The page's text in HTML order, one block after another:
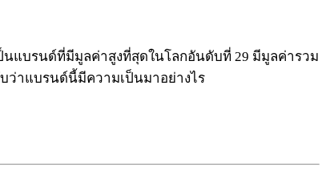
นแบรนด์ที่มีมูลค่าสูงที่สุดในโลกอันดับที่ 29 มีมูลค่ารวม
บว่าแบรนด์นี้มีความเป็นมาอย่างไร